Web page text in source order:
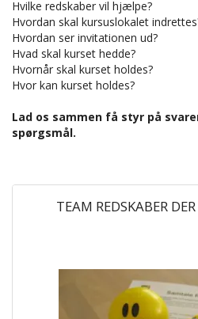
Hvilke redskaber vil hjælpe?
Hvordan skal kursuslokalet
Hvordan ser invitationen ud?
Hvad skal kurset hedde?
Hvornår skal kurset holdes?
Hvor kan kurset holdes?
Lad os sammen få styr på
spørgsmål.
TEAM REDSKABER